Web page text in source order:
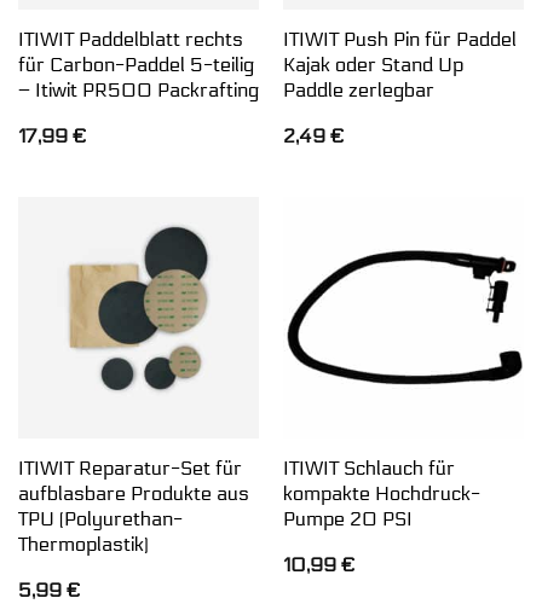
ITIWIT Paddelblatt rechts
für Carbon-Paddel 5-teilig
– Itiwit PR500 Packrafting
17,99 €
ITIWIT Push Pin für Paddel
Kajak oder Stand Up
Paddle zerlegbar
2,49 €
ITIWIT Reparatur-Set für
aufblasbare Produkte aus
TPU (Polyurethan-
Thermoplastik)
5,99 €
ITIWIT Schlauch für
kompakte Hochdruck-
Pumpe 20 PSI
10,99 €